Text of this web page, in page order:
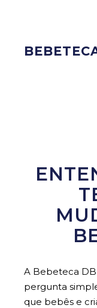
A Bebeteca
pergunta
que bebês e